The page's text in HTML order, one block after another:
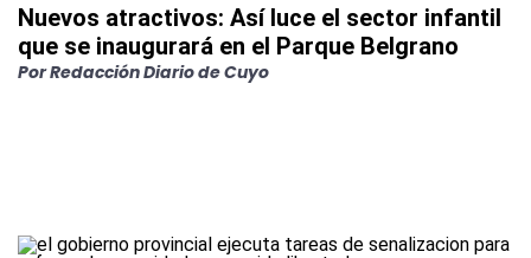
Nuevos atractivos: Así luce el sector infantil
que se inaugurará en el Parque Belgrano
PorRedacción Diario de Cuyo